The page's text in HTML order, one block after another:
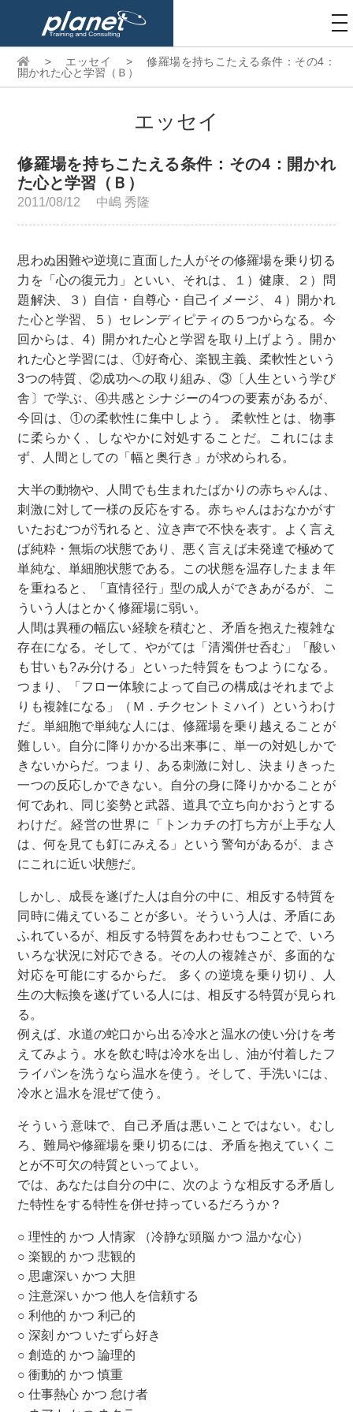
>
エッセイ >
修羅場を持ちこたえる条件：その4：
開かれた心と学習（Ｂ）
エッセイ
修羅場を持ちこたえる条件：その4：開かれ
た心と学習（Ｂ）
2011/08/12 中嶋 秀隆
思わぬ困難や逆境に直面した人がその修羅場を乗り切る
力を「心の復元力」といい、それは、１）健康、２）問
題解決、３）自信・自尊心・自己イメージ、４）開かれ
た心と学習、５）セレンディピティの５つからなる。今
回からは、4）開かれた心と学習を取り上げよう。開か
れた心と学習には、①好奇心、楽観主義、柔軟性という
3つの特質、②成功への取り組み、③〔人生という学び
舎〕で学ぶ、④共感とシナジーの4つの要素があるが、
今回は、①の柔軟性に集中しよう。 柔軟性とは、物事
に柔らかく、しなやかに対処することだ。これにはま
ず、人間としての「幅と奥行き」が求められる。
大半の動物や、人間でも生まれたばかりの赤ちゃんは、
刺激に対して一様の反応をする。赤ちゃんはおなかがす
いたおむつが汚れると、泣き声で不快を表す。よく言え
ば純粋・無垢の状態であり、悪く言えば未発達で極めて
単純な、単細胞状態である。この状態を温存したまま年
を重ねると、「直情径行」型の成人ができあがるが、こ
ういう人はとかく修羅場に弱い。
人間は異種の幅広い経験を積むと、矛盾を抱えた複雑な
存在になる。そして、やがては「清濁併せ呑む」「酸い
も甘いも?み分ける」といった特質をもつようになる。
つまり、「フロー体験によって自己の構成はそれまでよ
りも複雑になる」（Ｍ．チクセントミハイ）というわけ
だ。単細胞で単純な人には、修羅場を乗り越えることが
難しい。自分に降りかかる出来事に、単一の対処しかで
きないからだ。つまり、ある刺激に対し、決まりきった
一つの反応しかできない。自分の身に降りかかることが
何であれ、同じ姿勢と武器、道具で立ち向かおうとする
わけだ。経営の世界に「トンカチの打ち方が上手な人
は、何を見ても釘にみえる」という警句があるが、まさ
にこれに近い状態だ。
しかし、成長を遂げた人は自分の中に、相反する特質を
同時に備えていることが多い。そういう人は、矛盾にあ
ふれているが、相反する特質をあわせもつことで、いろ
いろな状況に対応できる。その人の複雑さが、多面的な
対応を可能にするからだ。 多くの逆境を乗り切り、人
生の大転換を遂げている人には、相反する特質が見られ
る。
例えば、水道の蛇口から出る冷水と温水の使い分けを考
えてみよう。水を飲む時は冷水を出し、油が付着したフ
ライパンを洗うなら温水を使う。そして、手洗いには、
冷水と温水を混ぜて使う。
そういう意味で、自己矛盾は悪いことではない。むし
ろ、難局や修羅場を乗り切るには、矛盾を抱えていくこ
とが不可欠の特質といってよい。
では、あなたは自分の中に、次のような相反する矛盾し
た特性をする特性を併せ持っているだろうか？
○ 理性的 かつ 人情家 （冷静な頭脳 かつ 温かな心）
○ 楽観的 かつ 悲観的
○ 思慮深い かつ 大胆
○ 注意深い かつ 他人を信頼する
○ 利他的 かつ 利己的
○ 深刻 かつ いたずら好き
○ 創造的 かつ 論理的
○ 衝動的 かつ 慎重
○ 仕事熱心 かつ 怠け者